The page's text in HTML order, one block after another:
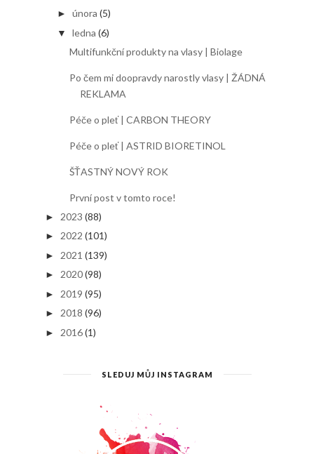
► února (5)
▼ ledna (6)
Multifunkční produkty na vlasy | Biolage
Po čem mi doopravdy narostly vlasy | ŽÁDNÁ
REKLAMA
Péče o pleť | CARBON THEORY
Péče o pleť | ASTRID BIORETINOL
ŠŤASTNÝ NOVÝ ROK
První post v tomto roce!
► 2023 (88)
► 2022 (101)
► 2021 (139)
► 2020(98)
► 2019 (95)
► 2018 (96)
► 2016(1)
SLEDUJ MŮJ INSTAGRAM